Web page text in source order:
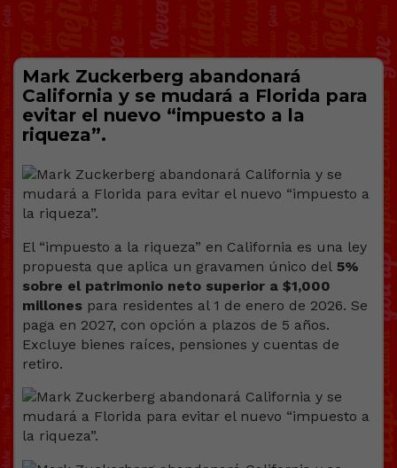
Mark Zuckerberg abandonará
California y se mudará a Florida para
evitar el nuevo “impuesto a la
riqueza”.
El “impuesto a la riqueza” en California es una ley
propuesta que aplica un gravamen único del 5%
sobre el patrimonio neto superior a $1,000
millones para residentes al 1 de enero de 2026. Se
paga en 2027, con opción a plazos de 5 años.
Excluye bienes raíces, pensiones y cuentas de
retiro.